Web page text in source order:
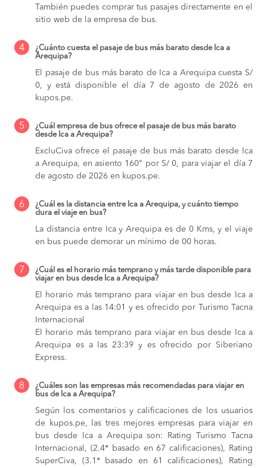
También puedes comprar tus pasajes directamente en el
sitio web de la empresa de bus.
4
¿Cuánto cuesta el pasaje de bus más barato desde Ica a
Arequipa?
El pasaje de bus más barato de Ica a Arequipa cuesta S/
0, y está disponible el día 7 de agosto de 2026 en
kupos.pe.
5
¿Cuál empresa de bus ofrece el pasaje de bus más barato
desde Ica a Arequipa?
ExcluCiva ofrece el pasaje de bus más barato desde Ica
a Arequipa, en asiento 160° por S/ 0, para viajar el día 7
de agosto de 2026 en kupos.pe.
6
¿Cuál es la distancia entre Ica a Arequipa, y cuánto tiempo
dura el viaje en bus?
La distancia entre Ica y Arequipa es de 0 Kms, y el viaje
en bus puede demorar un mínimo de 00 horas.
7
¿Cuál es el horario más temprano y más tarde disponible para
viajar en bus desde Ica a Arequipa?
El horario más temprano para viajar en bus desde Ica a
Arequipa es a las 14:01 y es ofrecido por Turismo Tacna
Internacional
El horario más temprano para viajar en bus desde Ica a
Arequipa es a las 23:39 y es ofrecido por Siberiano
Express.
8
¿Cuáles son las empresas más recomendadas para viajar en
bus de Ica a Arequipa?
Según los comentarios y calificaciones de los usuarios
de kupos.pe, las tres mejores empresas para viajar en
bus desde Ica a Arequipa son: Rating Turismo Tacna
Internacional, (2.4* basado en 67 calificaciones), Rating
SuperCiva, (3.1* basado en 61 calificaciones), Rating